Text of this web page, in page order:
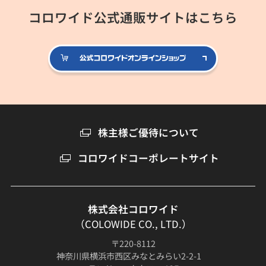
コロワイド公式通販サイトはこちら
公式コロ
株主様ご優待について
コロワイドコーポレートサイト
株式会社コロワイド
（COLOWIDE CO., LTD.）
〒220-8112
神奈川県横浜市西区みなとみらい2-2-1